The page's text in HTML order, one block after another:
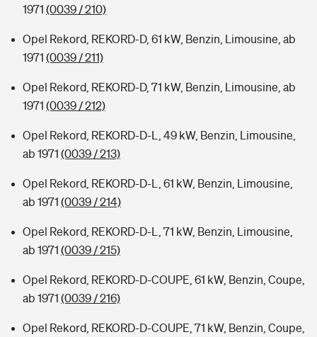
Tools
Kinderunfall-Check: Mehr Sicherheit für deine Kids
Typklassen: So ist Ihr Auto eingestuft
Sie haben Fragen?
1971 (0039 / 210)
Opel Rekord, REKORD-D, 61 kW, Benzin, Limousine, ab
1971 (0039 / 211)
Opel Rekord, REKORD-D, 71 kW, Benzin, Limousine, ab
1971 (0039 / 212)
Opel Rekord, REKORD-D-L, 49 kW, Benzin, Limousine,
ab 1971 (0039 / 213)
Opel Rekord, REKORD-D-L, 61 kW, Benzin, Limousine,
ab 1971 (0039 / 214)
Opel Rekord, REKORD-D-L, 71 kW, Benzin, Limousine,
ab 1971 (0039 / 215)
Opel Rekord, REKORD-D-COUPE, 61 kW, Benzin, Coupe,
ab 1971 (0039 / 216)
Opel Rekord, REKORD-D-COUPE, 71 kW, Benzin, Coupe,